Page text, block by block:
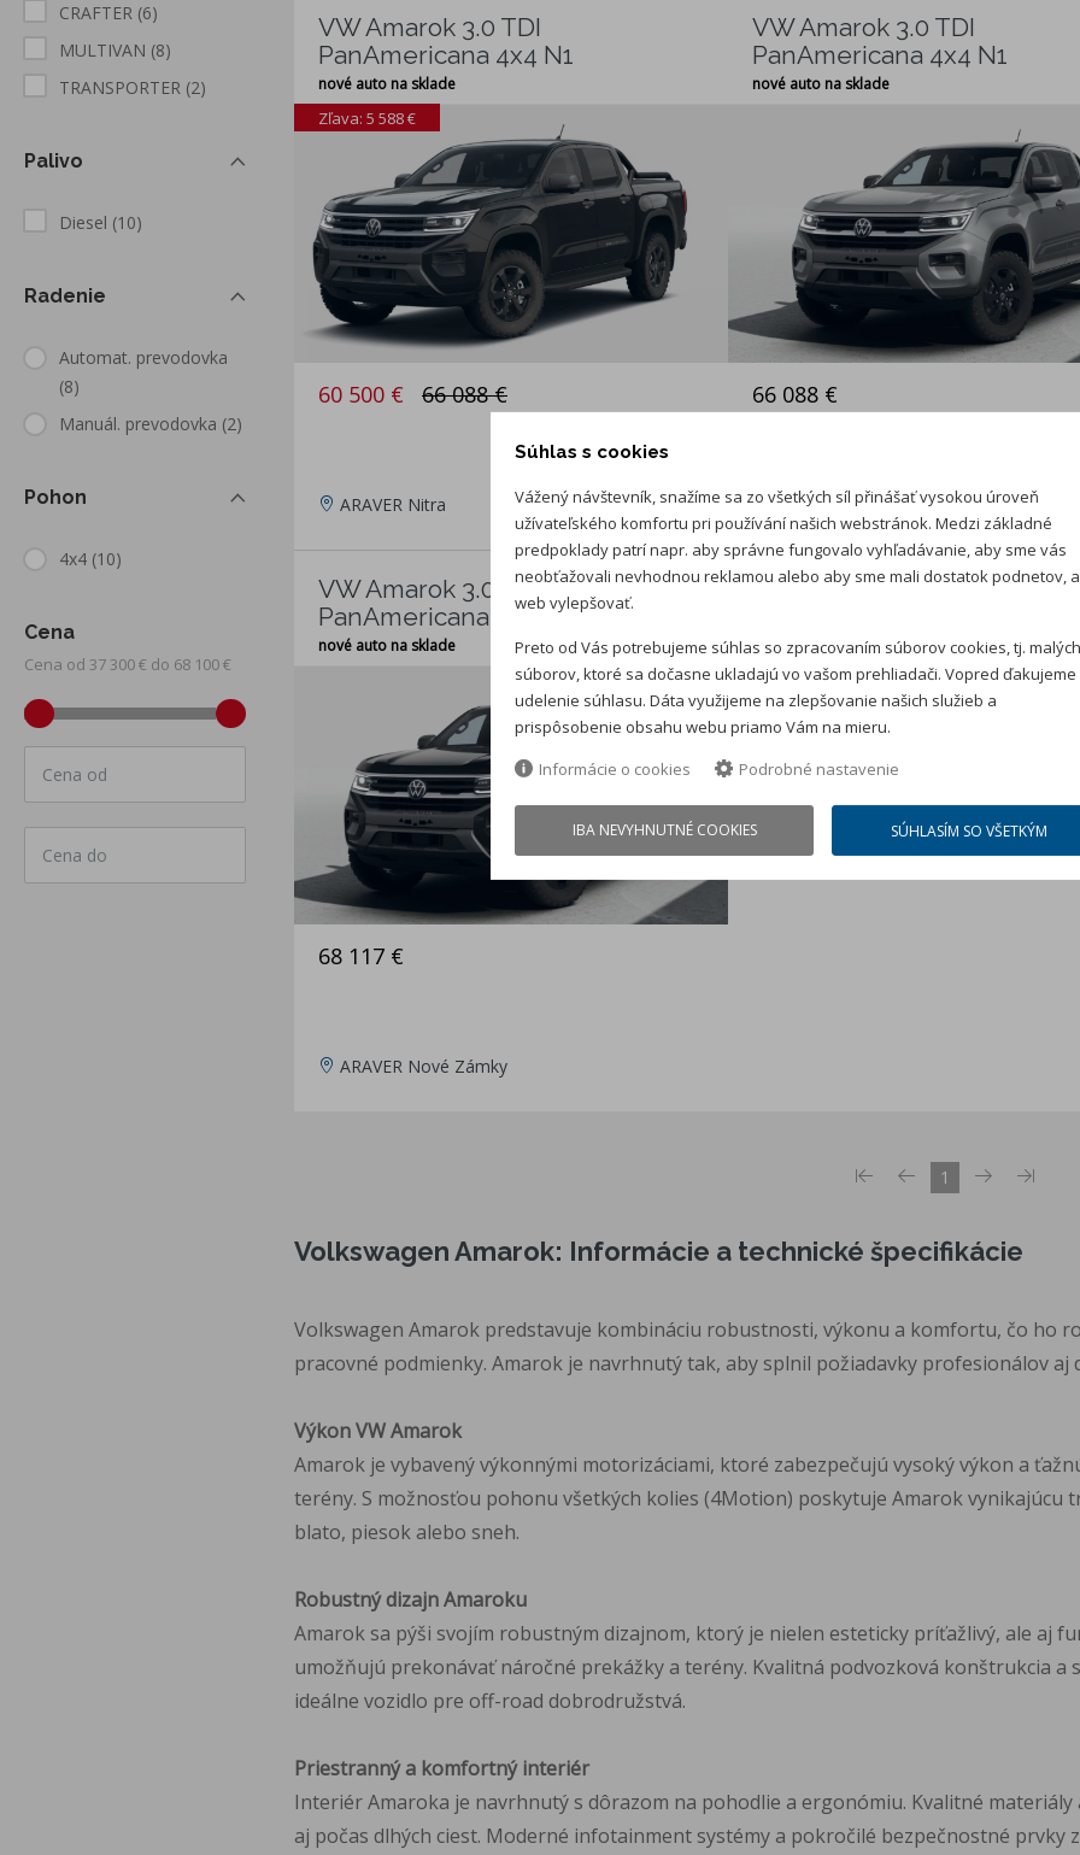
CRAFTER (6)
MULTIVAN (8)
TRANSPORTER (2)
Palivo
Diesel (10)
Radenie
Automat. prevodovka
(8)
Manuál. prevodovka (2)
Pohon
4x4 (10)
Cena
Cena od 37 300 € do 68 100 €
Cena od
Cena do
VW Amarok 3.0 TDI
PanAmericana 4x4 N1
nové auto na sklade
Zľava: 5 588 €
60 500 € 66 088 €
ARAVER Nitra
VW Amarok 3.0 TDI
PanAmericana 4x4 N1
nové auto na sklade
66 088 €
ARAVER Nitra
VW Amarok 3.0 TDI
PanAmericana 4x4 N1
nové auto na sklade
68 117 €
ARAVER Nové Zámky
1
Volkswagen Amarok: Informácie a technické špecifikácie
Volkswagen Amarok predstavuje kombináciu robustnosti, výkonu a komfortu, čo ho
pracovné podmienky. Amarok je navrhnutý tak, aby splnil požiadavky profesionálov
Výkon VW Amarok
Amarok je vybavený výkonnými motorizáciami, ktoré zabezpečujú vysoký výkon a
terény. S možnosťou pohonu všetkých kolies (4Motion) poskytuje Amarok vynikajúcu
blato, piesok alebo sneh.
Robustný dizajn Amaroku
Amarok sa pýši svojím robustným dizajnom, ktorý je nielen esteticky príťažlivý, ale aj
umožňujú prekonávať náročné prekážky a terény. Kvalitná podvozková konštrukcia
ideálne vozidlo pre off-road dobrodružstvá.
Priestranný a komfortný interiér
Interiér Amaroka je navrhnutý s dôrazom na pohodlie a ergonómiu. Kvalitné
aj počas dlhých ciest. Moderné infotainment systémy a pokročilé bezpečnostné prvky
Súhlas s cookies
Vážený návštevník, snažíme sa zo všetkých síl přinášať vysokou úroveň
užívateľského komfortu pri používání našich webstránok. Medzi základné
predpoklady patrí napr. aby správne fungovalo vyhľadávanie, aby sme vás
neobťažovali nevhodnou reklamou alebo aby sme mali dostatok podnetov,
web vylepšovať.
Preto od Vás potrebujeme súhlas so zpracovaním súborov cookies, tj. malých
súborov, ktoré sa dočasne ukladajú vo vašom prehliadači. Vopred ďakujeme
udelenie súhlasu. Dáta využijeme na zlepšovanie našich služieb a
prispôsobenie obsahu webu priamo Vám na mieru.
Informácie o cookies
Podrobné nastavenie
IBA NEVYHNUTNÉ COOKIES SÚHLASÍM SO VŠETKÝM